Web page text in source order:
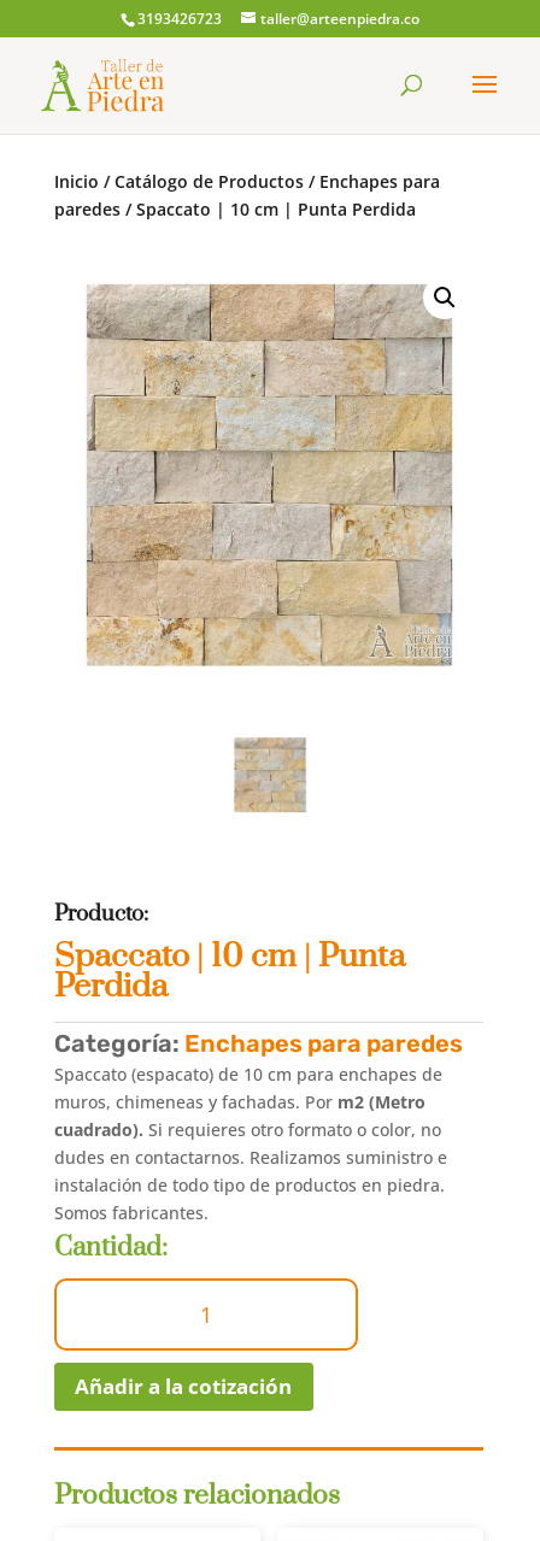
3193426723 taller@arteenpiedra.co
Búsqueda
productos
Inicio /Catálogo de Productos/ Enchapes para
paredes/Spaccato | 10 cm | Punta Perdida
Producto:
Spaccato | 10 cm | Punta
Perdida
Categoría: Enchapes para paredes
Spaccato (espacato) de 10 cm para enchapes de
muros, chimeneas y fachadas. Por m2 (Metro
cuadrado). Si requieres otro formato o color, no
dudes en contactarnos. Realizamos suministro e
instalación de todo tipo de productos en piedra.
Somos fabricantes.
Cantidad:
Spaccato
10
Perdida
cantidad
Añadir a la cotización
Productos relacionados